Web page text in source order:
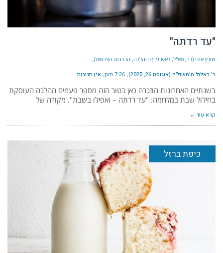
"עד רדתה"
שורץ אודי (רב, סא"ל, ראש ענף ההלכה, הרבנות הצבאית)
ב׳ באלול ה׳תשפ״ה (אוגוסט 26, 2025) 7:26 pm אין תגובות
בשנתיים האחרונות הוזכרה כאן בטור הזה מספר פעמים ההלכה העוסקת
בחילול שבת במלחמה: "עד רדתה – ואפילו בשבת". מקורה של
קרא עוד ←
כיפת ברזל